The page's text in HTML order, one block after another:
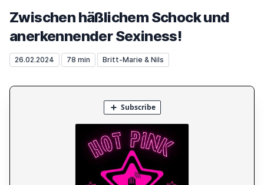
Zwischen häßlichem Schock und
anerkennender Sexiness!
26.02.2024 78 min Britt-Marie & Nils